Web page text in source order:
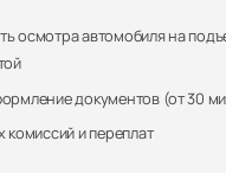
осмотра автомобиля на
документов (от 30
комиссий и переплат